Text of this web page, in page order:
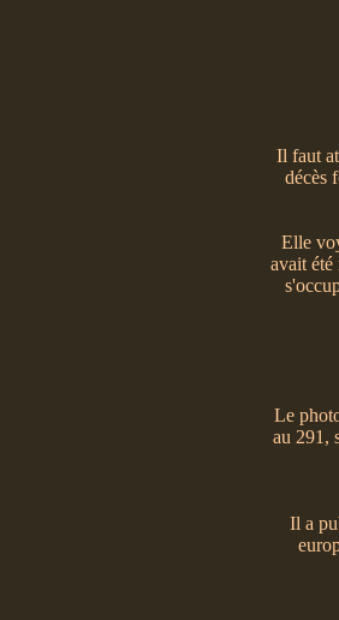
Il faut
décès
Elle
avait été
Le
au 291,
Il a